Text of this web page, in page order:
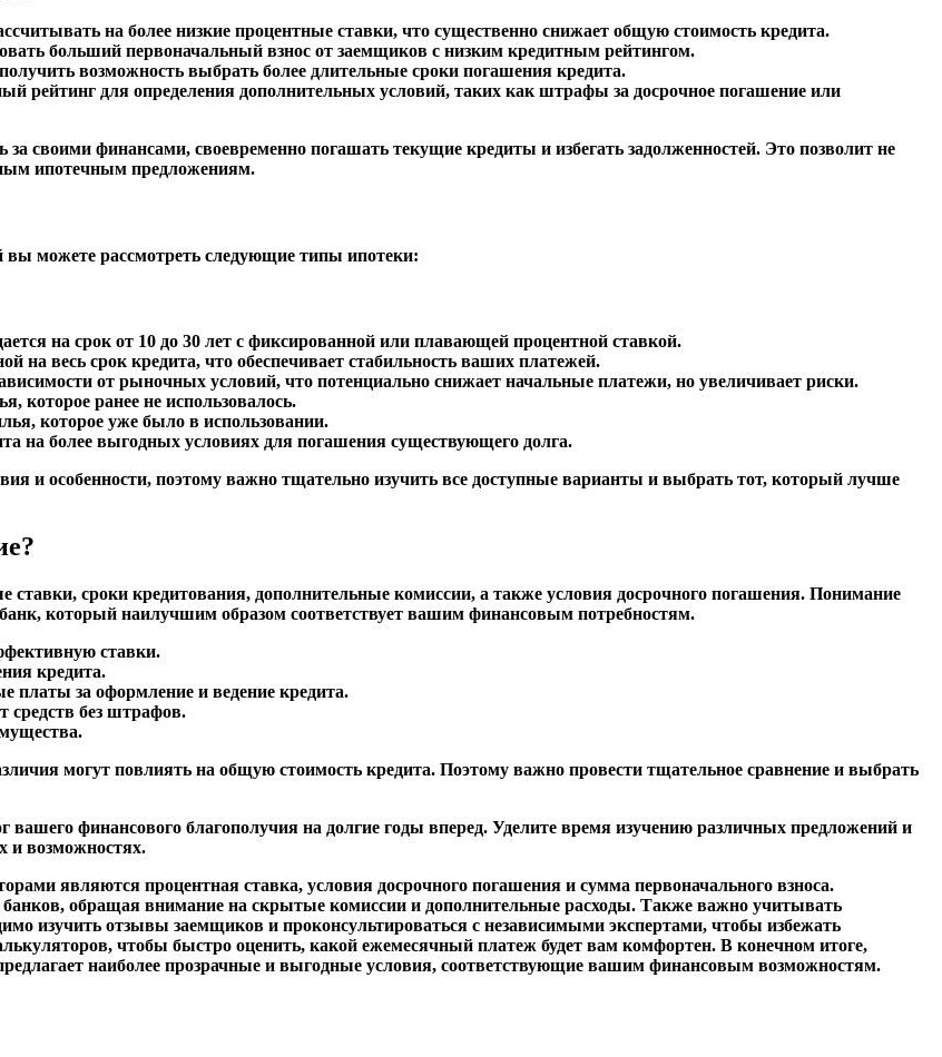
на более низкие процентные ставки, что существенно снижает общую стоимость кредита.
больший первоначальный взнос от заемщиков с низким кредитным рейтингом.
возможность выбрать более длительные сроки погашения кредита.
рейтинг для определения дополнительных условий, таких как штрафы за досрочное погашение или
своими финансами, своевременно погашать текущие кредиты и избегать задолженностей. Это позволит не
ипотечным предложениям.
вы можете рассмотреть следующие типы ипотеки:
на срок от 10 до 30 лет с фиксированной или плавающей процентной ставкой.
на весь срок кредита, что обеспечивает стабильность ваших платежей.
от рыночных условий, что потенциально снижает начальные платежи, но увеличивает риски.
которое ранее не использовалось.
которое уже было в использовании.
на более выгодных условиях для погашения существующего долга.
и особенности, поэтому важно тщательно изучить все доступные варианты и выбрать тот, который лучше
сроки кредитования, дополнительные комиссии, а также условия досрочного погашения. Понимание
который наилучшим образом соответствует вашим финансовым потребностям.
ставки.
кредита.
платы за оформление и ведение кредита.
средств без штрафов.
могут повлиять на общую стоимость кредита. Поэтому важно провести тщательное сравнение и выбрать
финансового благополучия на долгие годы вперед. Уделите время изучению различных предложений и
и возможностях.
являются процентная ставка, условия досрочного погашения и сумма первоначального взноса.
банков, обращая внимание на скрытые комиссии и дополнительные расходы. Также важно учитывать
изучить отзывы заемщиков и проконсультироваться с независимыми экспертами, чтобы избежать
чтобы быстро оценить, какой ежемесячный платеж будет вам комфортен. В конечном итоге,
наиболее прозрачные и выгодные условия, соответствующие вашим финансовым возможностям.